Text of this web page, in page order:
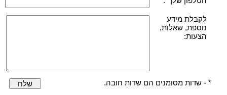
לקבלת מידע
נוספת, שאלות,
הצעות:
* - שדות מסומנים הם שדות חובה. שלח